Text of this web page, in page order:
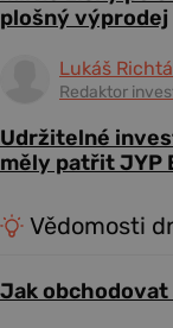
plošný výprodej
Lukáš
Redaktor
Udržitelné
měly patřit JYP
Vědomosti
Jak obchodovat